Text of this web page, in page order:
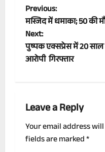
P
o
s
n
a
v
Previous:
मस्जिद में धमाका; 50 की
Next:
पुष्पक एक्सप्रेस में 20 साल
आरोपी गिरफ्तार
Leave a Reply
Your email address
fields are marked*